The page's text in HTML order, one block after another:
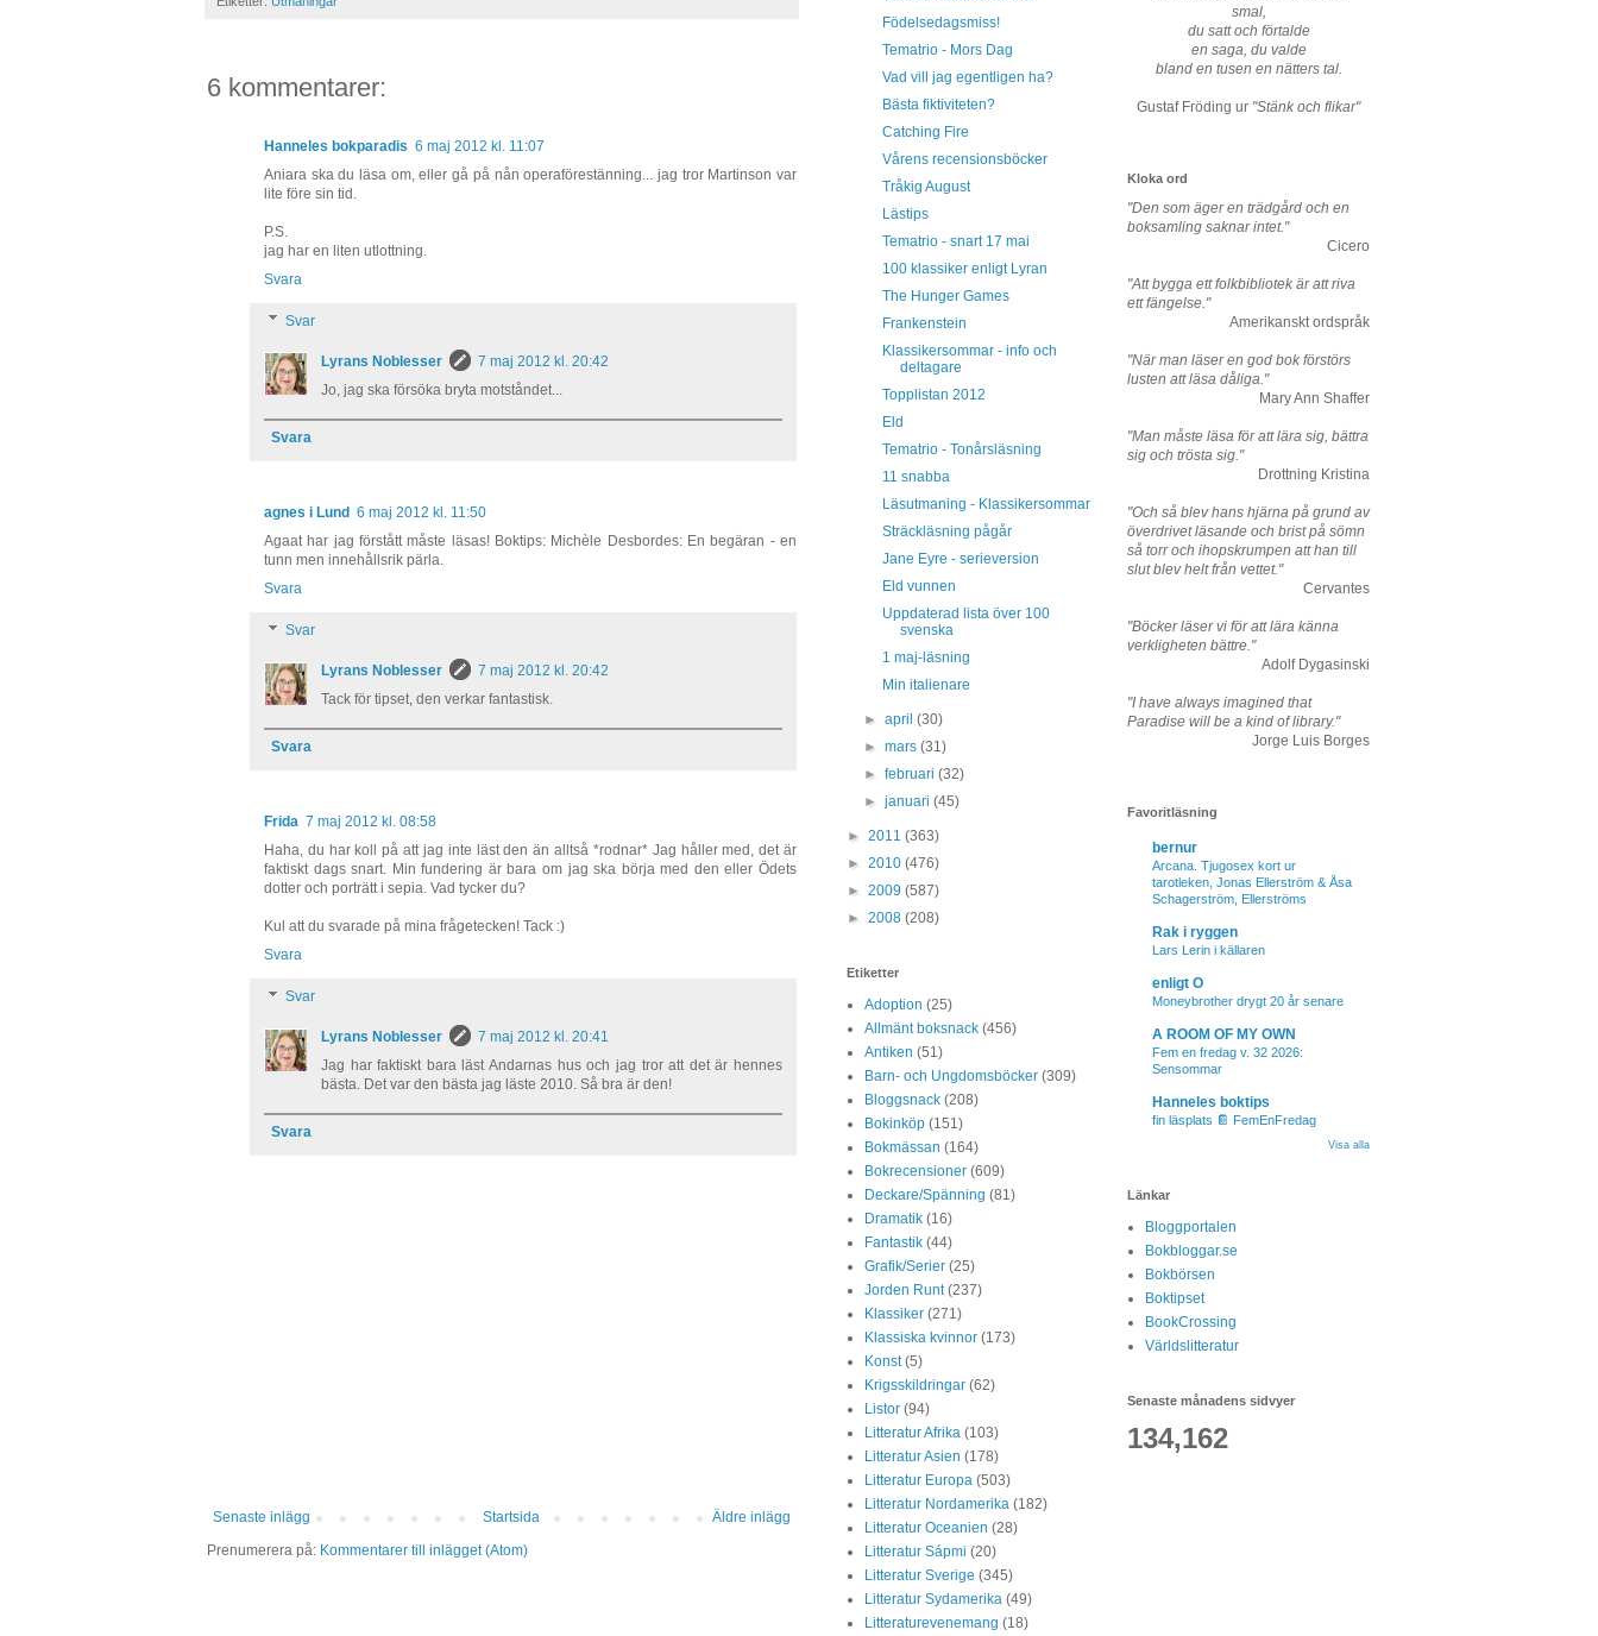
6 kommentarer:
Hanneles bokparadis 6 maj 2012 kl. 11:07
Aniara ska du läsa om, eller gå på nån operaförestänning... jag tror Martinson var
lite före sin tid.
P.S.
jag har en liten utlottning.
Svara
Svar
Lyrans Noblesser
7 maj 2012 kl. 20:42
Jo, jag ska försöka bryta motståndet...
Svara
agnes i Lund 6 maj 2012 kl. 11:50
Agaat har jag förstått måste läsas! Boktips: Michèle Desbordes: En begäran - en
tunn men innehållsrik pärla.
Svara
Svar
Lyrans Noblesser
7 maj 2012 kl. 20:42
Tack för tipset, den verkar fantastisk.
Svara
Frida 7 maj 2012 kl. 08:58
Haha, du har koll på att jag inte läst den än alltså *rodnar* Jag håller med, det är
faktiskt dags snart. Min fundering är bara om jag ska börja med den eller Ödets
dotter och porträtt i sepia. Vad tycker du?
Kul att du svarade på mina frågetecken! Tack :)
Svara
Svar
Lyrans Noblesser
7 maj 2012 kl. 20:41
Jag har faktiskt bara läst Andarnas hus och jag tror att det är hennes
bästa. Det var den bästa jag läste 2010. Så bra är den!
Svara
Senaste inlägg Äldre inlägg
Startsida
Prenumerera på: Kommentarer till inlägget (Atom)
Födelsedagsmiss!
Tematrio - Mors Dag
Vad vill jag egentligen ha?
Bästa fiktiviteten?
Catching Fire
Vårens recensionsböcker
Tråkig August
Lästips
Tematrio - snart 17 mai
100 klassiker enligt Lyran
The Hunger Games
Frankenstein
Klassikersommar - info och
deltagare
Topplistan 2012
Eld
Tematrio - Tonårsläsning
11 snabba
Läsutmaning - Klassikersommar
Sträckläsning pågår
Jane Eyre - serieversion
Eld vunnen
Uppdaterad lista över 100
svenska
1 maj-läsning
Min italienare
►april(30)
►mars(31)
►februari(32)
►januari(45)
► 2011 (363)
► 2010 (476)
► 2009 (587)
► 2008 (208)
Etiketter
Adoption (25)
Allmänt boksnack (456)
Antiken (51)
Barn- och Ungdomsböcker (309)
Bloggsnack (208)
Bokinköp (151)
Bokmässan (164)
Bokrecensioner (609)
Deckare/Spänning (81)
Dramatik (16)
Fantastik (44)
Grafik/Serier (25)
Jorden Runt (237)
Klassiker (271)
Klassiska kvinnor (173)
Konst (5)
Krigsskildringar (62)
Listor (94)
Litteratur Afrika (103)
Litteratur Asien (178)
Litteratur Europa (503)
Litteratur Nordamerika (182)
Litteratur Oceanien (28)
Litteratur Sápmi (20)
Litteratur Sverige (345)
Litteratur Sydamerika (49)
Litteraturevenemang (18)
smal,
du satt och förtalde
en saga, du valde
bland en tusen en nätters tal.
Gustaf Fröding ur "Stänk och flikar"
Kloka ord
"Den som äger en trädgård och en
boksamling saknar intet."
Cicero
"Att bygga ett folkbibliotek är att riva
ett fängelse."
Amerikanskt ordspråk
"När man läser en god bok förstörs
lusten att läsa dåliga."
Mary Ann Shaffer
"Man måste läsa för att lära sig, bättra
sig och trösta sig."
Drottning Kristina
"Och så blev hans hjärna på grund av
överdrivet läsande och brist på sömn
så torr och ihopskrumpen att han till
slut blev helt från vettet."
Cervantes
"Böcker läser vi för att lära känna
verkligheten bättre."
Adolf Dygasinski
"I have always imagined that
Paradise will be a kind of library."
Jorge Luis Borges
Favoritläsning
bernur
Arcana. Tjugosex kort ur
tarotleken, Jonas Ellerström & Åsa
Schagerström, Ellerströms
Rak i ryggen
Lars Lerin i källaren
enligt O
Moneybrother drygt 20 år senare
A ROOM OF MY OWN
Fem en fredag v. 32 2026:
Sensommar
Hanneles boktips
fin läsplats 📔 FemEnFredag
Visa alla
Länkar
Bloggportalen
Bokbloggar.se
Bokbörsen
Boktipset
BookCrossing
Världslitteratur
Senaste månadens sidvyer
134,162